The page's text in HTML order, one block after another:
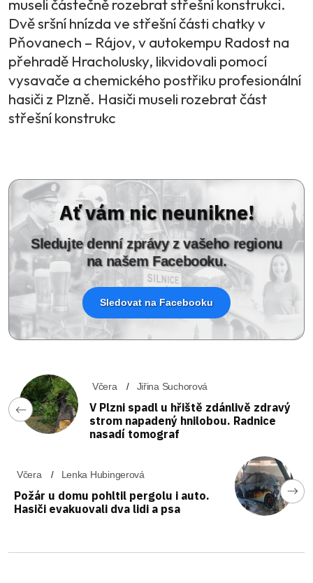
museli částečně rozebrat střešní konstrukci.
Dvě sršní hnízda ve střešní části chatky v
Pňovanech – Rájov, v autokempu Radost na
přehradě Hracholusky, likvidovali pomocí
vysavače a chemického postřiku profesionální
hasiči z Plzně. Hasiči museli rozebrat část
střešní konstrukc
Ať vám nic neunikne!
Sledujte denní zprávy z vašeho regionu
na našem Facebooku.
Sledovat na Facebooku
Včera Jiřina Suchorová
V Plzni spadl u hřiště zdánlivě zdravý
strom napadený hnilobou. Radnice
nasadí tomograf
Včera Lenka Hubingerová
Požár u domu pohltil pergolu i auto.
Hasiči evakuovali dva lidi a psa